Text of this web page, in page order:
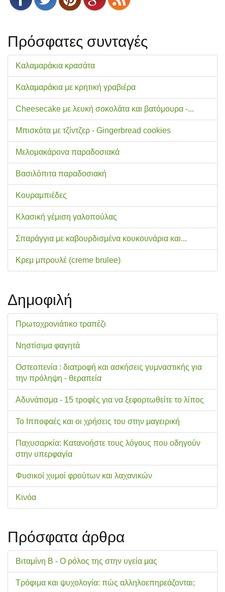
Πρόσφατες συνταγές
Καλαμαράκια κρασάτα
Καλαμαράκια με κρητική γραβιέρα
Cheesecake με λευκή σοκολάτα και βατόμουρα -...
Μπισκότα με τζίντζερ - Gingerbread cookies
Μελομακάρονα παραδοσιακά
Βασιλόπιτα παραδοσιακή
Κουραμπιέδες
Κλασική γέμιση γαλοπούλας
Σπαράγγια με καβουρδισμένα κουκουνάρια και...
Κρεμ μπρουλέ (creme brulee)
Δημοφιλή
Πρωτοχρονιάτικο τραπέζι
Νηστίσιμα φαγητά
Οστεοπενία : διατροφή και ασκήσεις γυμναστικής για
την πρόληψη - θεραπεία
Αδυνάτισμα - 15 τροφές για να ξεφορτωθείτε το λίπος
Το Ιπποφαές και οι χρήσεις του στην μαγειρική
Παχυσαρκία: Κατανοήστε τους λόγους που οδηγούν
στην υπερφαγία
Φυσικοί χυμοί φρούτων και λαχανικών
Κινόα
Πρόσφατα άρθρα
Βιταμίνη Β - Ο ρόλος της στην υγεία μας
Τρόφιμα και ψυχολογία: πώς αλληλοεπηρεάζονται;